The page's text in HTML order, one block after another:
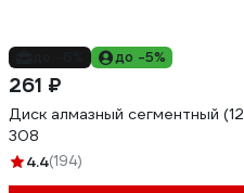
до -5%
261 ₽
Диск алмазный сегментный
308
4.4(194)